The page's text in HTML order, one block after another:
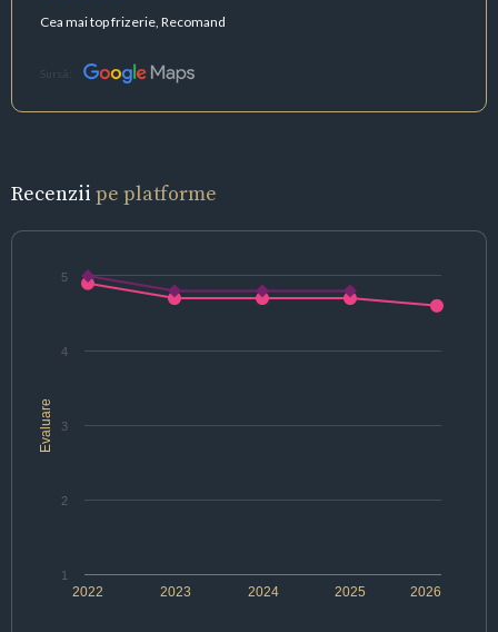
Cea mai top frizerie, Recomand
Sursă:
Recenzii pe platforme
Evaluare
2022 2024 2026
2023 2025
1
2
3
4
5